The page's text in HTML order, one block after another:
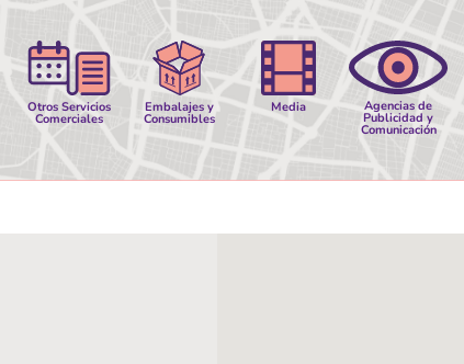
Otros Servicios
Comerciales
Embalajes y
Consumibles
Media Agencias de
Publicidad y
Comunicación